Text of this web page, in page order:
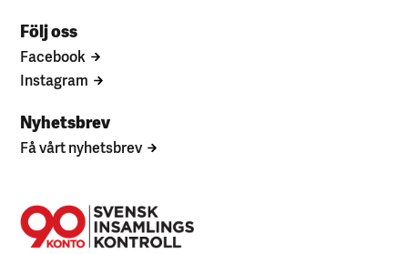
Följ oss
Facebook
Instagram
Nyhetsbrev
Få vårt nyhetsbrev